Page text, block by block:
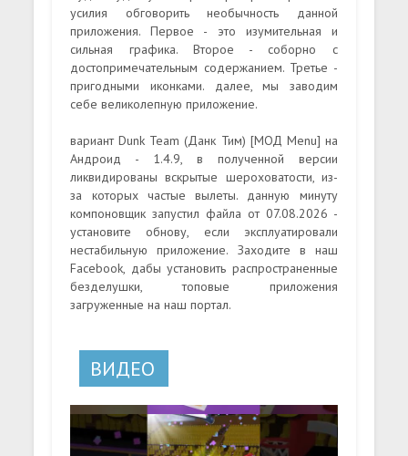
усилия обговорить необычность данной
приложения. Первое - это изумительная и
сильная графика. Второе - соборно с
достопримечательным содержанием. Третье -
пригодными иконками. далее, мы заводим
себе великолепную приложение.
вариант Dunk Team (Данк Тим) [МОД Menu] на
Андроид - 1.4.9, в полученной версии
ликвидированы вскрытые шероховатости, из-
за которых частые вылеты. данную минуту
компоновщик запустил файла от 07.08.2026 -
установите обнову, если эксплуатировали
нестабильную приложение. Заходите в наш
Facebook, дабы установить распространенные
безделушки, топовые приложения
загруженные на наш портал.
ВИДЕО